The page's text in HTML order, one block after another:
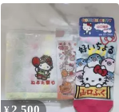
チ 2点セット
2,500